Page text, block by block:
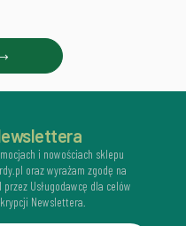
i nowościach sklepu
oraz wyrażam zgodę na
Usługodawcę dla celów
Newslettera.